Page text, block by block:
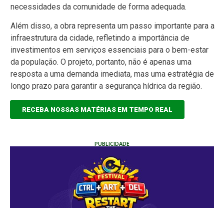
necessidades da comunidade de forma adequada.
Além disso, a obra representa um passo importante para a
infraestrutura da cidade, refletindo a importância de
investimentos em serviços essenciais para o bem-estar
da população. O projeto, portanto, não é apenas uma
resposta a uma demanda imediata, mas uma estratégia de
longo prazo para garantir a segurança hídrica da região.
RECEBA NOSSAS MATÉRIAS EM TEMPO REAL
PUBLICIDADE